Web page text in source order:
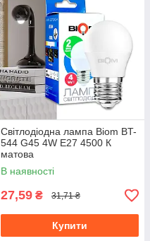
Світлодіодна лампа Biom BT-
544 G45 4W E27 4500 К
матова
В наявності
27,59 ₴ 31,71 ₴
Купити